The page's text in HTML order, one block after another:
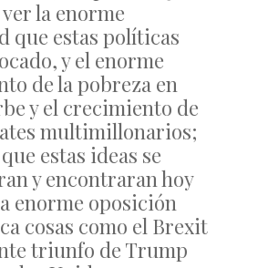
ver la enorme
que estas políticas
y el enorme
de la pobreza en
y el crecimiento de
multimillonarios;
estas ideas se
y encontraran hoy
enorme oposición
cosas como el Brexit
triunfo de Trump